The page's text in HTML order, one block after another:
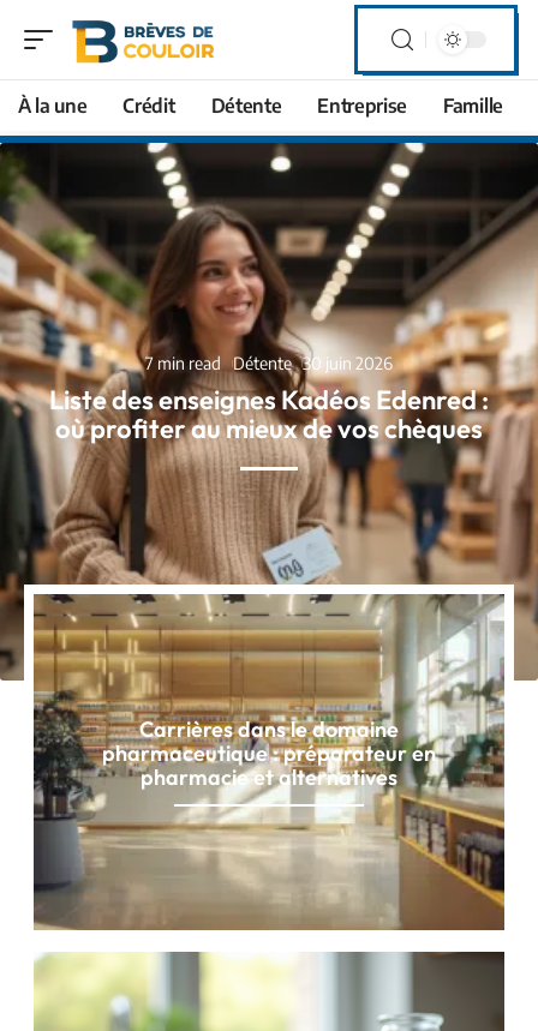
À la une Crédit Détente Entreprise Famille
7 min read Détente 30 juin 2026
Liste des enseignes Kadéos Edenred :
où profiter au mieux de vos chèques
Carrières dans le domaine
pharmaceutique : préparateur en
pharmacie et alternatives